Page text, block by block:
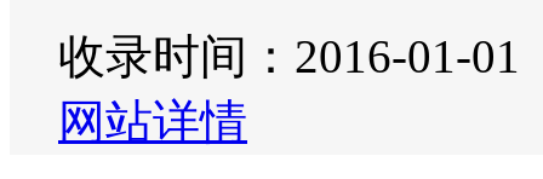
收录时间：2016-01-01
网站详情